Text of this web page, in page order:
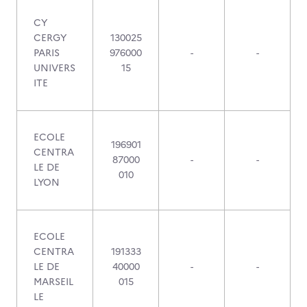
CY
CERGY
PARIS
UNIVERS
ITE
130025
976000
15
- -
ECOLE
CENTRA
LE DE
LYON
196901
87000
010
- -
ECOLE
CENTRA
LE DE
MARSEIL
LE
191333
40000
015
- -